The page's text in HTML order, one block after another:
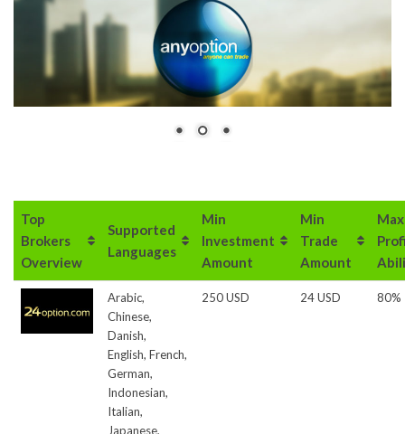
Top
Brokers
Overview
Supported
Languages
Min
Investment
Amount
Min
Trade
Amount
Max
Arabic,
Chinese,
Danish,
English, French,
German,
Indonesian,
Italian,
Japanese,
250 USD 24 USD 80%